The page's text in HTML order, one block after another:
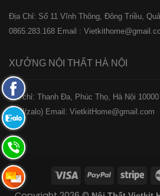
Địa Chỉ: Số 11 Vĩnh Thông, Đông Triều,
0865.283.168 Email :
XƯỞNG NỘI THẤT HÀ NỘI
️Địa chỉ: Thanh Đa, Phúc Thọ, Hà Nội 10000
(Call/zalo) Email: VietkitHome@gmail.com
Fanpage
Facebook
Zalo:
0865.283.168
Hotline:
0865.283.168
Hotline: